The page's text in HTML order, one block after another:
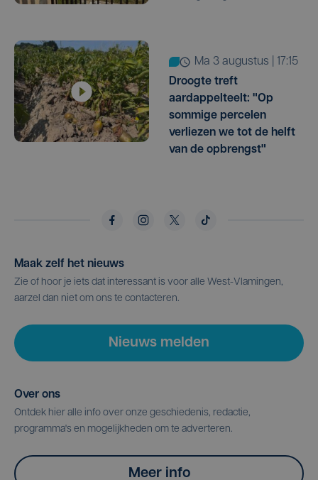
ma 3 augustus | 17:15
Droogte treft
aardappelteelt: "Op
sommige percelen
verliezen we tot de helft
van de opbrengst"
Maak zelf het nieuws
Zie of hoor je iets dat interessant is voor alle West-Vlamingen,
aarzel dan niet om ons te contacteren.
Nieuws melden
Over ons
Ontdek hier alle info over onze geschiedenis, redactie,
programma's en mogelijkheden om te adverteren.
Meer info